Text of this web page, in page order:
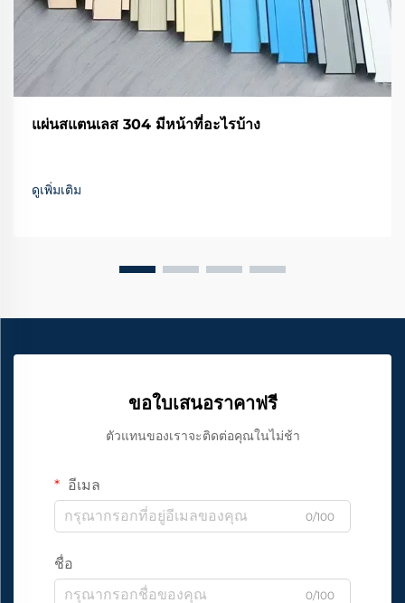
แผ่นสแตนเลส 304 มีหน้าที่อะไรบ้าง
ดูเพิ่มเติม
ขอใบเสนอราคาฟรี
ตัวแทนของเราจะติดต่อคุณในไม่ช้า
อีเมล
0/100
ชื่อ
0/100